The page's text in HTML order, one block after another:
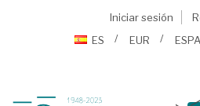
Iniciar sesión
ES
EUR